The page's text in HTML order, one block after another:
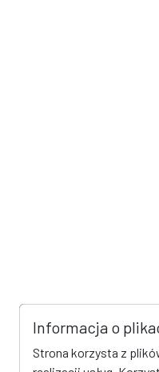
Informacja o
Strona korzysta z